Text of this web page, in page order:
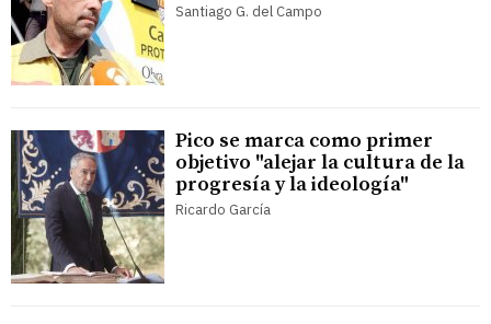
Santiago G. del Campo
Pico se marca como primer
objetivo "alejar la cultura de la
progresía y la ideología"
Ricardo García